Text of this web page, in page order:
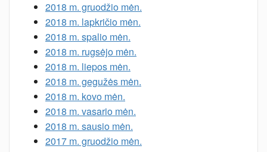
2018 m. gruodžio mėn.
2018 m. lapkričio mėn.
2018 m. spalio mėn.
2018 m. rugsėjo mėn.
2018 m. liepos mėn.
2018 m. gegužės mėn.
2018 m. kovo mėn.
2018 m. vasario mėn.
2018 m. sausio mėn.
2017 m. gruodžio mėn.